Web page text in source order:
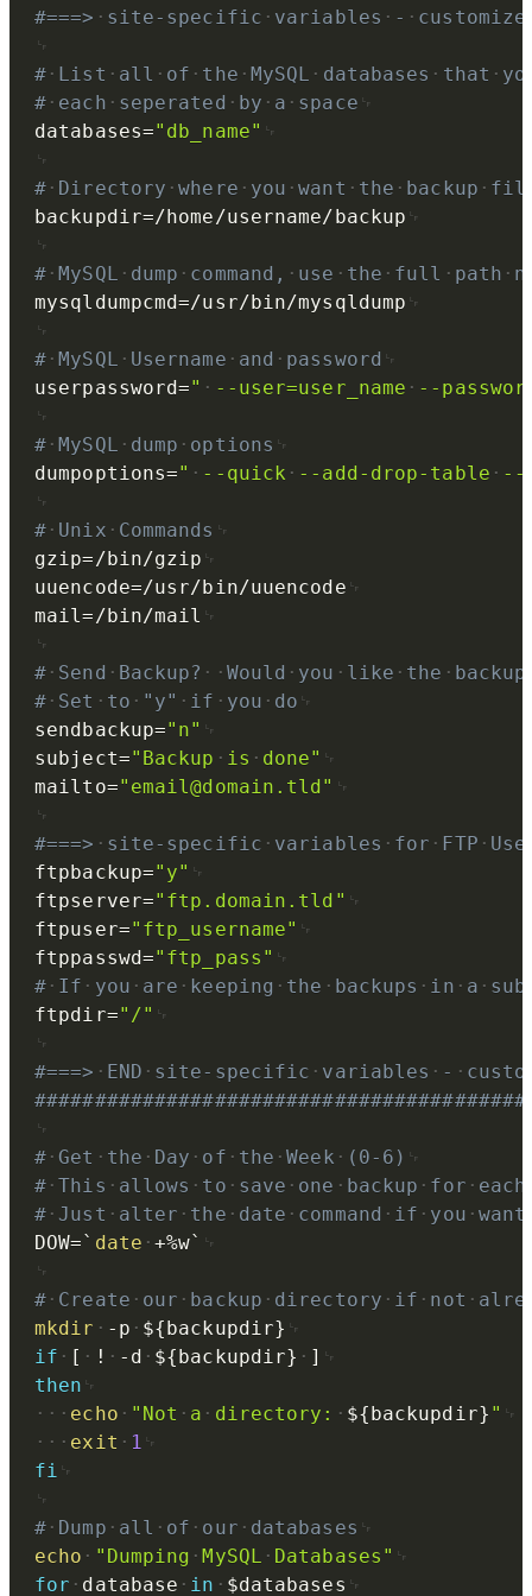
#===>
site-specific variables - customize
# List all of the MySQL databases that
# each seperated by a
space
databases="db_name"
# Directory where you want the backup
backupdir=/home/username/backup
# MySQL dump command, use the full path
mysqldumpcmd=/usr/bin/mysqldump
# MySQL Username and
password
userpassword=" --user=user_name --
# MySQL dump
options
dumpoptions=" --quick --add-drop-table --
# Unix
Commands
gzip=/bin/gzip
uuencode=/usr/bin/uuencode
mail=/bin/mail
# Send Backup? Would you like the
backup
# Set to "y" if you
do
sendbackup="n"
subject="Backup is
done"
mailto=" email@domain.tld"
#===> site-specific variables for FTP
Use
ftpbackup="y"
ftpserver="ftp.domain.tld"
ftpuser="ftp_username"
ftppasswd="ftp_pass"
# If you are keeping the backups in a
ftpdir="/"
#===> END site-specific variables -
# Get the Day of the Week
(0-6)
# This allows to save one backup for
each
# Just alter the date command if you want
DOW=` date +%w`
# Create our backup directory if not
mkdir
-p
${backupdir}
if
[ ! -d ${backupdir}
]
then
echo
"Not a directory: ${backupdir} "
exit
1
fi
# Dump all of our
databases
echo
"Dumping MySQL
Databases"
for
database in $databases